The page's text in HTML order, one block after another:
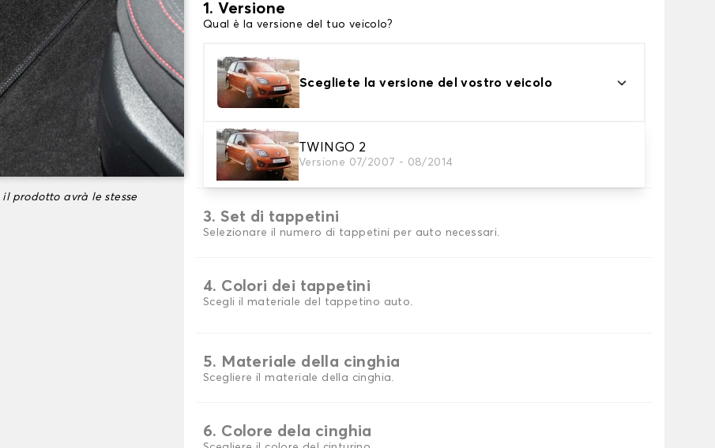
prodotto avrà le stesse
1. Versione
Qual è la versione del tuo veicolo?
Scegliete la versione del vostro veicolo
TWINGO 2
Versione 07/2007 - 08/2014
2. Materiale
Scegli il materiale del tappetini auto
3. Set di tappetini
Selezionare il numero di tappetini per auto necessari.
4. Colori dei tappetini
Scegli il materiale del tappetino auto.
5. Materiale della cinghia
Scegliere il materiale della cinghia.
6. Colore dela cinghia